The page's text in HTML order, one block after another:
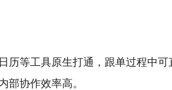
历等工具原生打通，跟单过程中
部协作效率高。